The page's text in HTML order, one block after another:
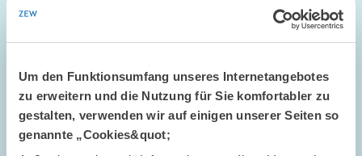
Um den Funktionsumfang unseres Internetangebotes
zu erweitern und die Nutzung für Sie komfortabler zu
gestalten, verwenden wir auf einigen unserer Seiten so
genannte „Cookies&quot;
Konjunkturelle Abschwächung in Sicht?
Zum zweiten Mal in Folge hat sich die konjunkturelle Lage bei
Bereits im dritten Quartal 1998 wurde die Geschäftslage als
unverändert gegenüber dem…
PRESSE UND REDAKTION
UNTERNEHMENSNAHE DIENSTLEISTER